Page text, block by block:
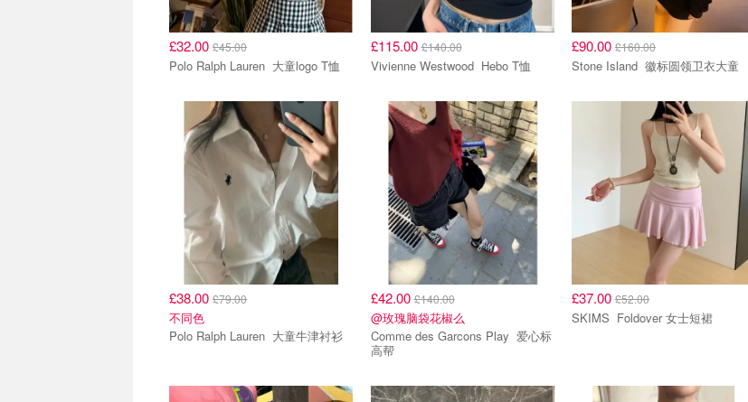
£32.00 £45.00
Polo Ralph Lauren 大童logo T恤
£115.00£140.00
Vivienne Westwood Hebo T恤
£90.00 £160.00
Stone Island 徽标圆领卫衣大童
£38.00 £79.00
不同色
Polo Ralph Lauren 大童牛津衬衫
£42.00£140.00
@玫瑰脑袋花椒么
Comme des Garcons Play 爱心标
高帮
£37.00 £52.00
SKIMS Foldover 女士短裙